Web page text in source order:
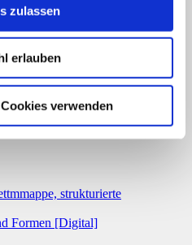
zulassen
erlauben
verwenden